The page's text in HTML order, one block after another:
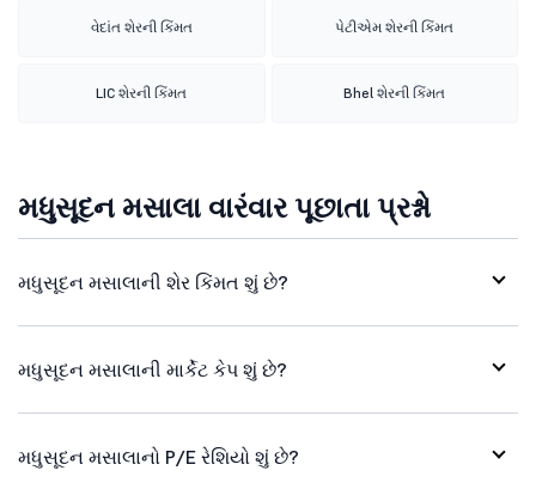
વેદાંત શેરની કિંમત પેટીએમ શેરની કિંમત
LIC શેરની કિંમત Bhel શેરની કિંમત
મધુસૂદન મસાલા વારંવાર પૂછાતા પ્રશ્નો
મધુસૂદન મસાલાની શેર કિંમત શું છે?
મધુસૂદન મસાલાની માર્કેટ કેપ શું છે?
મધુસૂદન મસાલાનો P/E રેશિયો શું છે?